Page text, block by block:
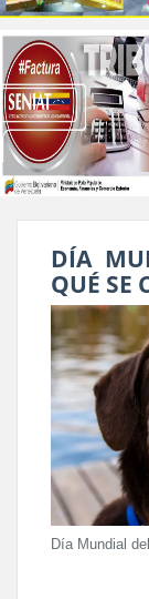
DÍA
QUÉ SE
Día Mundial